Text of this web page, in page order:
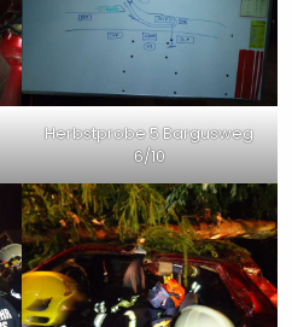
Herbstprobe 5 Bargusweg
6/10